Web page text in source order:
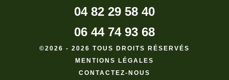
04 82 29 58 40
06 44 74 93 68
©2026 - 2026 TOUS DROITS RÉSERVÉS
MENTIONS LÉGALES
CONTACTEZ-NOUS